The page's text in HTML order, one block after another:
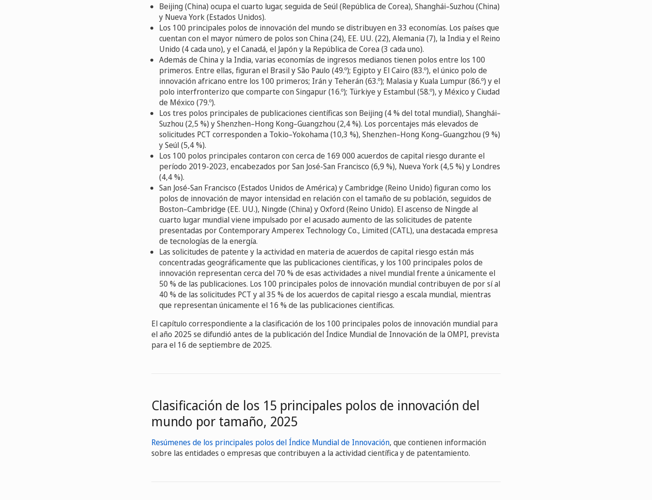
Beijing (China) ocupa el cuarto lugar, seguida de Seúl (República de Corea), Shanghái–Suzhou (China)
y Nueva York (Estados Unidos).
Los 100 principales polos de innovación del mundo se distribuyen en 33 economías. Los países que
cuentan con el mayor número de polos son China (24), EE. UU. (22), Alemania (7), la India y el Reino
Unido (4 cada uno), y el Canadá, el Japón y la República de Corea (3 cada uno).
Además de China y la India, varias economías de ingresos medianos tienen polos entre los 100
primeros. Entre ellas, figuran el Brasil y São Paulo (49.º); Egipto y El Cairo (83.º), el único polo de
innovación africano entre los 100 primeros; Irán y Teherán (63.º); Malasia y Kuala Lumpur (86.º) y el
polo interfronterizo que comparte con Singapur (16.º); Türkiye y Estambul (58.º), y México y Ciudad
de México (79.º).
Los tres polos principales de publicaciones científicas son Beijing (4 % del total mundial), Shanghái–
Suzhou (2,5 %) y Shenzhen–Hong Kong–Guangzhou (2,4 %). Los porcentajes más elevados de
solicitudes PCT corresponden a Tokio–Yokohama (10,3 %), Shenzhen–Hong Kong–Guangzhou (9 %)
y Seúl (5,4 %).
Los 100 polos principales contaron con cerca de 169 000 acuerdos de capital riesgo durante el
período 2019-2023, encabezados por San José-San Francisco (6,9 %), Nueva York (4,5 %) y Londres
(4,4 %).
San José-San Francisco (Estados Unidos de América) y Cambridge (Reino Unido) figuran como los
polos de innovación de mayor intensidad en relación con el tamaño de su población, seguidos de
Boston–Cambridge (EE. UU.), Ningde (China) y Oxford (Reino Unido). El ascenso de Ningde al
cuarto lugar mundial viene impulsado por el acusado aumento de las solicitudes de patente
presentadas por Contemporary Amperex Technology Co., Limited (CATL), una destacada empresa
de tecnologías de la energía.
Las solicitudes de patente y la actividad en materia de acuerdos de capital riesgo están más
concentradas geográficamente que las publicaciones científicas, y los 100 principales polos de
innovación representan cerca del 70 % de esas actividades a nivel mundial frente a únicamente el
50 % de las publicaciones. Los 100 principales polos de innovación mundial contribuyen de por sí al
40 % de las solicitudes PCT y al 35 % de los acuerdos de capital riesgo a escala mundial, mientras
que representan únicamente el 16 % de las publicaciones científicas.
El capítulo correspondiente a la clasificación de los 100 principales polos de innovación mundial para
el año 2025 se difundió antes de la publicación del Índice Mundial de Innovación de la OMPI, prevista
para el 16 de septiembre de 2025.
Clasificación de los 15 principales polos de innovación del
mundo por tamaño, 2025
Resúmenes de los principales polos del Índice Mundial de Innovación, que contienen información
sobre las entidades o empresas que contribuyen a la actividad científica y de patentamiento.